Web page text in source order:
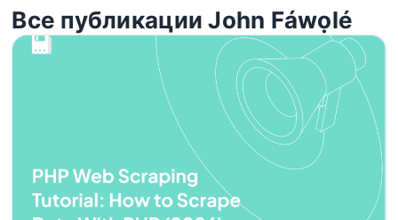
Все публикации John Fáwọlé